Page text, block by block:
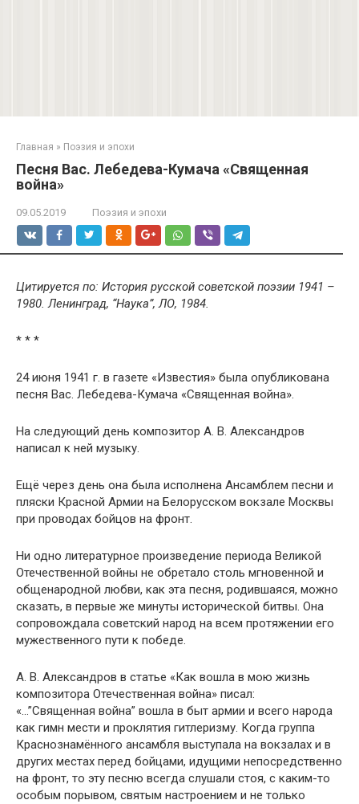
Главная » Поэзия и эпохи
Песня Вас. Лебедева-Кумача «Священная
война»
09.05.2019 Поэзия и эпохи
Цитируется по: История русской советской поэзии 1941 –
1980. Ленинград, “Наука”, ЛО, 1984.
* * *
24 июня 1941 г. в газете «Известия» была опубликована
песня Вас. Лебедева-Кумача «Священная война».
На следующий день композитор А. В. Александров
написал к ней музыку.
Ещё через день она была исполнена Ансамблем песни и
пляски Красной Армии на Белорусском вокзале Москвы
при проводах бойцов на фронт.
Ни одно литературное произведение периода Великой
Отечественной войны не обретало столь мгновенной и
общенародной любви, как эта песня, родившаяся, можно
сказать, в первые же минуты исторической битвы. Она
сопровождала советский народ на всем протяжении его
мужественного пути к победе.
А. В. Александров в статье «Как вошла в мою жизнь
композитора Отечественная война» писал:
«…”Священная война” вошла в быт армии и всего народа
как гимн мести и проклятия гитлеризму. Когда группа
Краснознамённого ансамбля выступала на вокзалах и в
других местах перед бойцами, идущими непосредственно
на фронт, то эту песню всегда слушали стоя, с каким-то
особым порывом, святым настроением и не только